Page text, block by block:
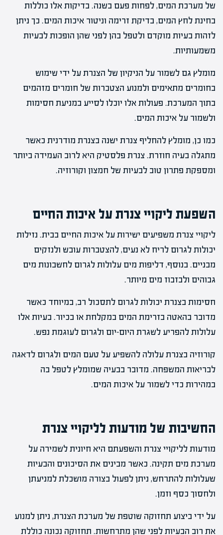
של מערכת המים, לפחות פעם בשנה. בדיקות אלו כוללות
בחינת לחץ המים, בדיקת זרימה וניטור איכות המים. כך ניתן
לזהות בעיות מוקדם ולטפל בהן לפני שהן הופכות לבעיות
משמעותיות.
מומלץ גם לשמור על הניקיון של הצנרת על ידי שימוש
בחומרים מתאימים ולמנוע הצטברות של חומרים מזהמים
בתוך המערכת. פעולות אלו יוכלו לסייע במניעת חסימות
ולשמור על איכות המים.
כמו כן, מומלץ להחליף צנרת ישנה בצנרת מודרנית כאשר
מתגלה בעיה חוזרת. צנרת פלסטיק היא לרוב העמידה ביותר
ומספקת פתרון טוב לבעיות של חמצון וקורוזיה.
השפעת ליקויי צנרת על איכות החיים
ליקויי צנרת משפיעים ישירות על איכות החיים בבית. נזילות
יכולות לגרום לריח לא נעים, להצטברות עובש ולנזקים
מבניים. בנוסף, דליפות מים עלולות לגרום לחשבונות מים
גבוהים ולבזבוז מים מיותר.
חסימות בצנרת יכולות לגרום לתסכול רב, במיוחד כאשר
מדובר בהאטה בזרימת המים במקלחת או בכיור. בעיות אלו
עלולות להפריע לשגרת היום-יום ולגרום לעוגמת נפש.
קורוזיה בצנרת עלולה להשפיע על טעם המים ולגרום לדאגה
לבריאות המשפחה. מדובר בבעיה שמומלץ לטפל בה
במהירות כדי לשמור על איכות המים.
החשיבות של מודעות לליקויי צנרת
מודעות לליקויי צנרת והשפעתם היא חיונית לשמירה על
מערכת מים תקינה. כאשר מבינים את הסיכונים והבעיות
שעלולות להתרחש, ניתן לפעול בצורה מושכלת למניעתן
ולחסוך כסף וזמן.
על ידי ביצוע תחזוקה שוטפת של מערכת הצנרת, ניתן למנוע
את רוב הבעיות לפני שהן מתרחשות. תחזוקה נכונה כוללת